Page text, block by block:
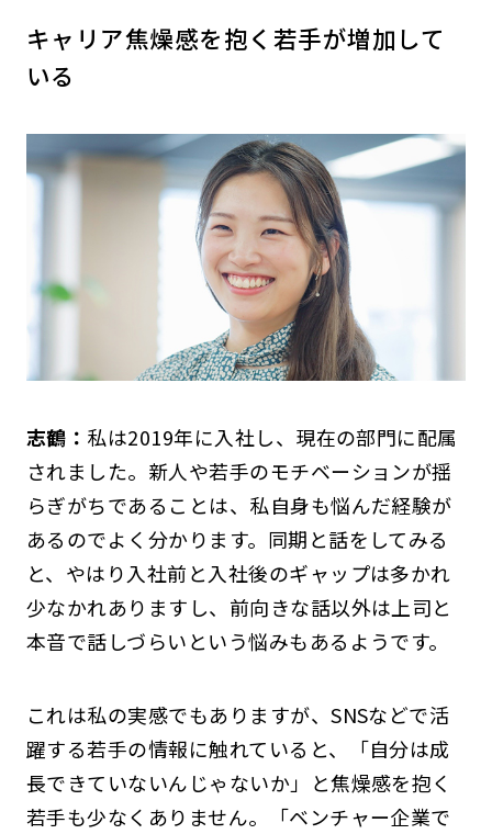
キャリア焦燥感を抱く若手が増加して
いる
志鶴： 私は2019年に入社し、現在の部門に配属
されました。新人や若手のモチベーションが揺
らぎがちであることは、私自身も悩んだ経験が
あるのでよく分かります。同期と話をしてみる
と、やはり入社前と入社後のギャップは多かれ
少なかれありますし、前向きな話以外は上司と
本音で話しづらいという悩みもあるようです。
これは私の実感でもありますが、SNSなどで活
躍する若手の情報に触れていると、「自分は成
長できていないんじゃないか」と焦燥感を抱く
若手も少なくありません。「ベンチャー企業で